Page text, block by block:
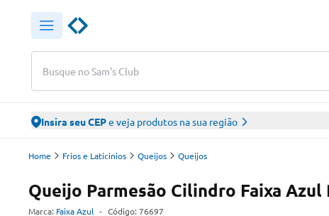
Busque no Sam's Club
Insira seu CEPe veja produtos na sua região
Home Frios e Laticinios Queijos Queijos
Queijo Parmesão Cilindro Faixa Azul
Marca: Faixa Azul - Código: 76697